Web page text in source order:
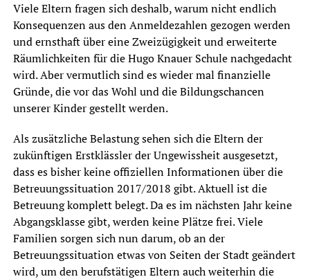
Viele Eltern fragen sich deshalb, warum nicht endlich
Konsequenzen aus den Anmeldezahlen gezogen werden
und ernsthaft über eine Zweizügigkeit und erweiterte
Räumlichkeiten für die Hugo Knauer Schule nachgedacht
wird. Aber vermutlich sind es wieder mal finanzielle
Gründe, die vor das Wohl und die Bildungschancen
unserer Kinder gestellt werden.
Als zusätzliche Belastung sehen sich die Eltern der
zukünftigen Erstklässler der Ungewissheit ausgesetzt,
dass es bisher keine offiziellen Informationen über die
Betreuungssituation 2017/2018 gibt. Aktuell ist die
Betreuung komplett belegt. Da es im nächsten Jahr keine
Abgangsklasse gibt, werden keine Plätze frei. Viele
Familien sorgen sich nun darum, ob an der
Betreuungssituation etwas von Seiten der Stadt geändert
wird, um den berufstätigen Eltern auch weiterhin die